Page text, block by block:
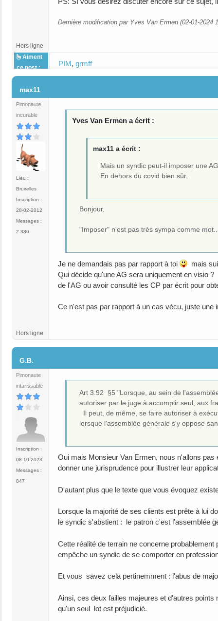
Dernière modification par Yves Van Ermen (02-01-2024
Hors ligne
Aiment
ce post :
PIM, grmff
max11
Pimonaute
incurable
Lieu :
Bruxelles
Inscription :
28-02-2012
Messages :
2 380
Yves Van Ermen a écrit :
max11 a écrit :
Mais un syndic peut-il imposer une
En dehors du covid bien sûr.
Bonjour,
"Imposer" n'est pas très sympa comme
Je ne demandais pas par rapport à toi
mais
Qui décide qu'une AG sera uniquement en visio
de l'AG ou avoir consulté les CP par écrit pour
Ce n'est pas par rapport à un cas vécu, juste une
Hors ligne
G.B.
Pimonaute
intarissable
Inscription :
08-10-2023
Messages :
847
Art 3.92 §5 "Lorsque, au sein de
autoriser par le juge à accomplir seul, aux
Il peut, de même, se faire autoriser à
lorsque l'assemblée générale s'y oppose
Oui mais Monsieur Van Ermen, nous n'allons
donner une jurisprudence pour illustrer leur
D'autant plus que le texte que vous évoquez
Lorsque la majorité de ses clients est prête à lui
le syndic s'abstient : le patron c'est l'assemblée
Cette réalité de terrain ne concerne
empêche un syndic de se comporter en
Et vous savez cela pertinemment : l'abus de
Ainsi, ces deux failles majeures et d'autres
qu'un seul lot est préjudicié.